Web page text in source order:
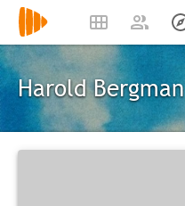
Harold Bergman